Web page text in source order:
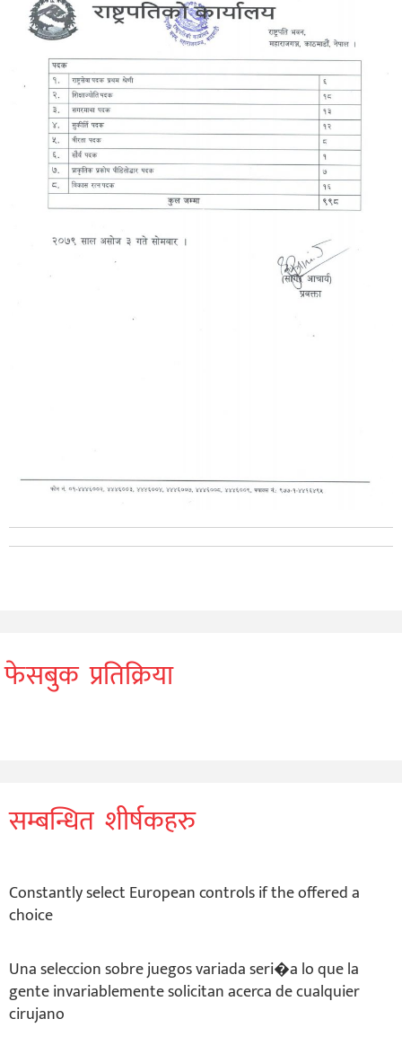
फेसबुक प्रतिक्रिया
सम्बन्धित शीर्षकहरु
Constantly select European controls if the offered a
choice
Una seleccion sobre juegos variada seri�a lo que la
gente invariablemente solicitan acerca de cualquier
cirujano